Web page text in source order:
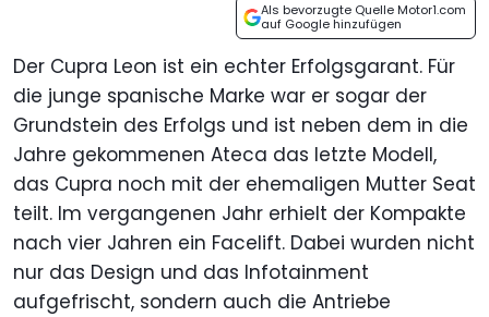
Als bevorzugte Quelle Motor1.com
auf Google hinzufügen
Der Cupra Leon ist ein echter Erfolgsgarant. Für
die junge spanische Marke war er sogar der
Grundstein des Erfolgs und ist neben dem in die
Jahre gekommenen Ateca das letzte Modell,
das Cupra noch mit der ehemaligen Mutter Seat
teilt. Im vergangenen Jahr erhielt der Kompakte
nach vier Jahren ein Facelift. Dabei wurden nicht
nur das Design und das Infotainment
aufgefrischt, sondern auch die Antriebe